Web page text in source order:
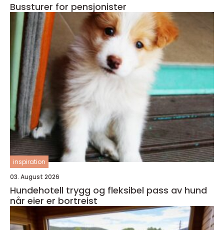
Bussturer for pensjonister
inspiration
03. August 2026
Hundehotell trygg og fleksibel pass av hund
når eier er bortreist